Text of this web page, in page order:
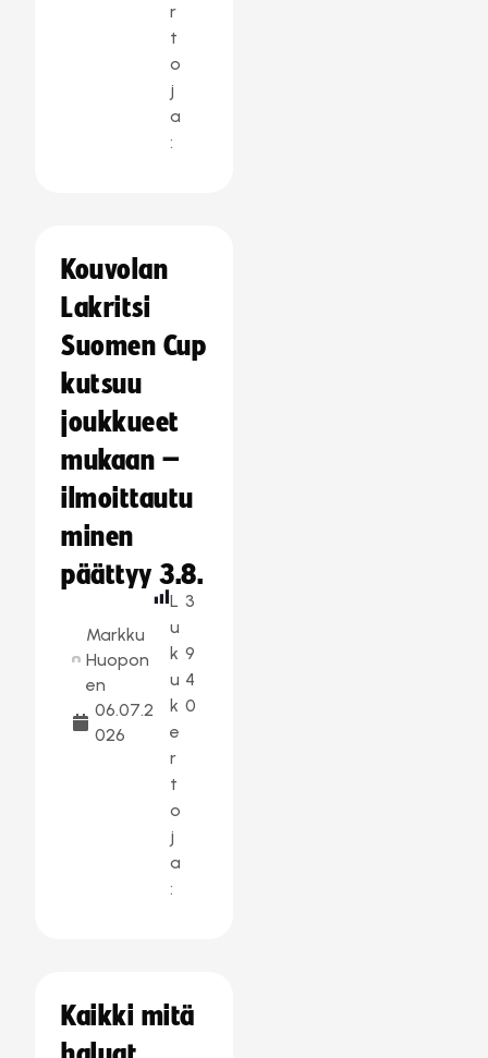
r
t
o
j
a
:
Kouvolan
Lakritsi
Suomen Cup
kutsuu
joukkueet
mukaan –
ilmoittautu
minen
päättyy 3.8.
Markku
Huopon
en
06.07.2
026
L
u
k
u
k
e
r
t
o
j
a
:
3
9
4
0
Kaikki mitä